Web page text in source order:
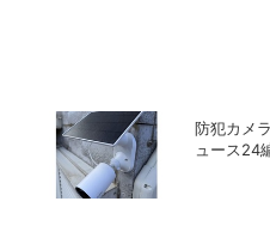
防犯カメ
ュース24